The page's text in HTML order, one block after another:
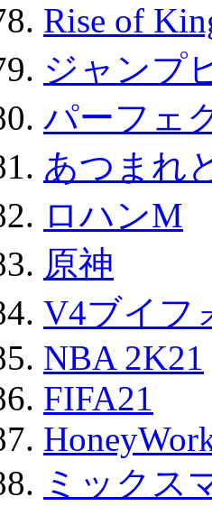
Rise of
ジャンプ
パーフェ
あつまれ
ロハンM
原神
V4ブイフ
NBA 2K21
FIFA21
ミックス